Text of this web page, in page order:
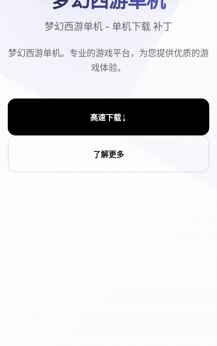
梦幻西游单机 - 单机下载 补丁
梦幻西游单机。专业的游戏平台，为您提供优质的游
戏体验。
高速下载↓
了解更多